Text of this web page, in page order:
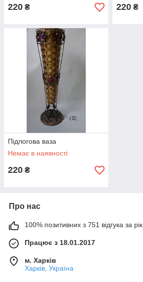
Підлогова ваза
220 ₴ 220 ₴
Підлогова ваза
Немає в наявності
220 ₴
Про нас
100% позитивних з 751 відгука за рік
Працює з 18.01.2017
м. Харків
Харків, Україна